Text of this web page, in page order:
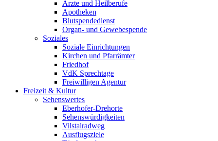
Ärzte und Heilberufe
Apotheken
Blutspendedienst
Organ- und Gewebespende
Soziales
Soziale Einrichtungen
Kirchen und Pfarrämter
Friedhof
VdK Sprechtage
Freiwilligen Agentur
Freizeit & Kultur
Sehenswertes
Eberhofer-Drehorte
Sehenswürdigkeiten
Vilstalradweg
Ausflugsziele